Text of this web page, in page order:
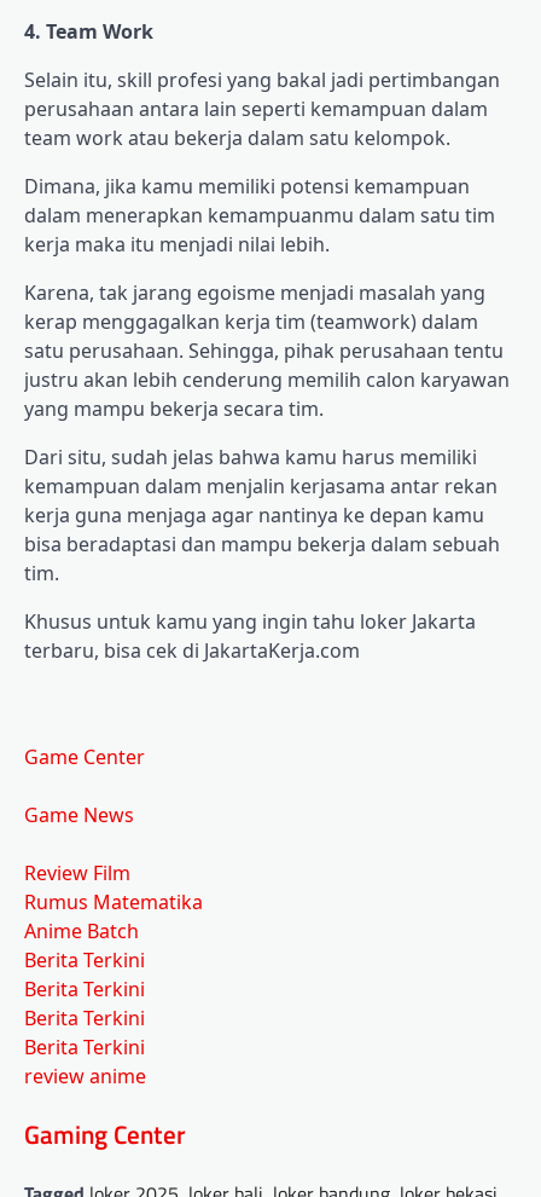
4. Team Work
Selain itu, skill profesi yang bakal jadi pertimbangan
perusahaan antara lain seperti kemampuan dalam
team work atau bekerja dalam satu kelompok.
Dimana, jika kamu memiliki potensi kemampuan
dalam menerapkan kemampuanmu dalam satu tim
kerja maka itu menjadi nilai lebih.
Karena, tak jarang egoisme menjadi masalah yang
kerap menggagalkan kerja tim (teamwork) dalam
satu perusahaan. Sehingga, pihak perusahaan tentu
justru akan lebih cenderung memilih calon karyawan
yang mampu bekerja secara tim.
Dari situ, sudah jelas bahwa kamu harus memiliki
kemampuan dalam menjalin kerjasama antar rekan
kerja guna menjaga agar nantinya ke depan kamu
bisa beradaptasi dan mampu bekerja dalam sebuah
tim.
Khusus untuk kamu yang ingin tahu loker Jakarta
terbaru, bisa cek di JakartaKerja.com
Game Center
Game News
Review Film
Rumus Matematika
Anime Batch
Berita Terkini
Berita Terkini
Berita Terkini
Berita Terkini
review anime
Gaming Center